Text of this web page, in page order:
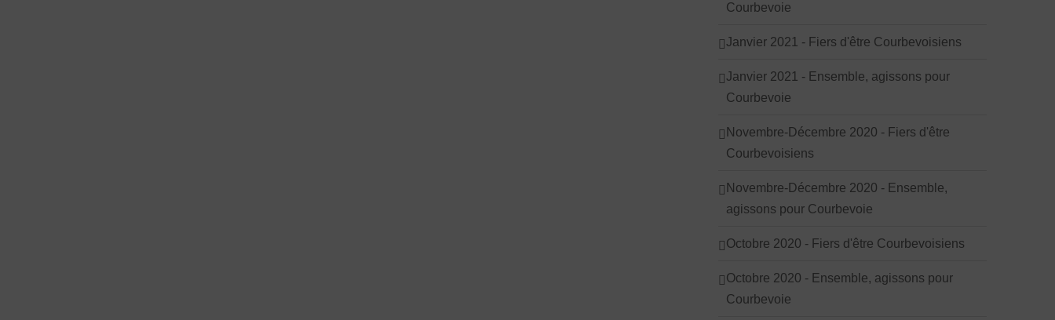
Courbevoie
Janvier 2021 - Fiers d'être Courbevoisiens
Janvier 2021 - Ensemble, agissons pour
Courbevoie
Novembre-Décembre 2020 - Fiers d'être
Courbevoisiens
Novembre-Décembre 2020 - Ensemble,
agissons pour Courbevoie
Octobre 2020 - Fiers d'être Courbevoisiens
Octobre 2020 - Ensemble, agissons pour
Courbevoie